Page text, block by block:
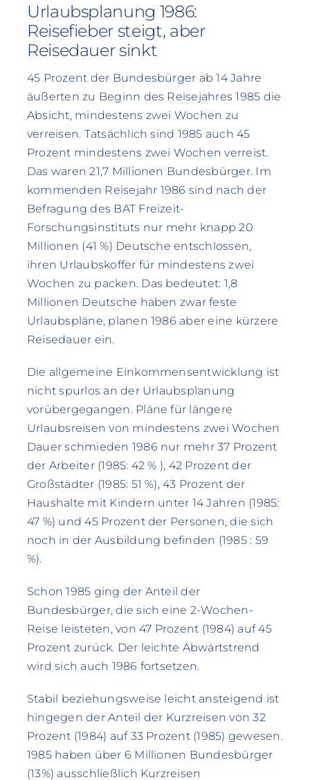
Urlaubsplanung 1986:
Reisefieber steigt, aber
Reisedauer sinkt
45 Prozent der Bundesbürger ab 14 Jahre
äußerten zu Beginn des Reisejahres 1985 die
Absicht, mindestens zwei Wochen zu
verreisen. Tatsächlich sind 1985 auch 45
Prozent mindestens zwei Wochen verreist.
Das waren 21,7 Millionen Bundesbürger. Im
kommenden Reisejahr 1986 sind nach der
Befragung des BAT Freizeit-
Forschungsinstituts nur mehr knapp 20
Millionen (41 %) Deutsche entschlossen,
ihren Urlaubskoffer für mindestens zwei
Wochen zu packen. Das bedeutet: 1,8
Millionen Deutsche haben zwar feste
Urlaubspläne, planen 1986 aber eine kürzere
Reisedauer ein.
Die allgemeine Einkommensentwicklung ist
nicht spurlos an der Urlaubsplanung
vorübergegangen. Pläne für längere
Urlaubsreisen von mindestens zwei Wochen
Dauer schmieden 1986 nur mehr 37 Prozent
der Arbeiter (1985: 42 % ), 42 Prozent der
Großstädter (1985: 51 %), 43 Prozent der
Haushalte mit Kindern unter 14 Jahren (1985:
47 %) und 45 Prozent der Personen, die sich
noch in der Ausbildung befinden (1985 : 59
%).
Schon 1985 ging der Anteil der
Bundesbürger, die sich eine 2-Wochen-
Reise leisteten, von 47 Prozent (1984) auf 45
Prozent zurück. Der leichte Abwärtstrend
wird sich auch 1986 fortsetzen.
Stabil beziehungsweise leicht ansteigend ist
hingegen der Anteil der Kurzreisen von 32
Prozent (1984) auf 33 Prozent (1985) gewesen.
1985 haben über 6 Millionen Bundesbürger
(13%) ausschließlich Kurzreisen